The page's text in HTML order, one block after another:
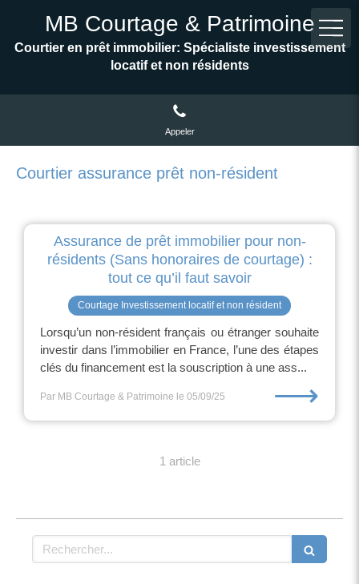
MB Courtage & Patrimoine
Courtier en prêt immobilier: Spécialiste investissement
locatif et non résidents
Appeler
Courtier assurance prêt non-résident
Assurance de prêt immobilier pour non-
résidents (Sans honoraires de courtage) :
tout ce qu’il faut savoir
Courtage Investissement locatif et non résident
Lorsqu’un non-résident français ou étranger souhaite
investir dans l’immobilier en France, l’une des étapes
clés du financement est la souscription à une ass...
Par MB Courtage & Patrimoine le 05/09/25 ⟶
1 article
Rechercher